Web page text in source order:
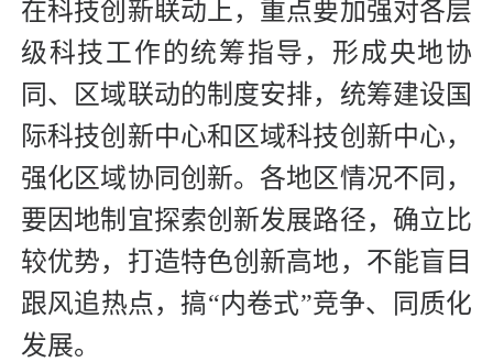
在科技创新联动上，重点要加强对各层
级科技工作的统筹指导，形成央地协
同、区域联动的制度安排，统筹建设国
际科技创新中心和区域科技创新中心，
强化区域协同创新。各地区情况不同，
要因地制宜探索创新发展路径，确立比
较优势，打造特色创新高地，不能盲目
跟风追热点，搞“内卷式”竞争、同质化
发展。